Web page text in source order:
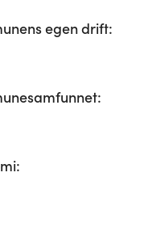
egen drift: